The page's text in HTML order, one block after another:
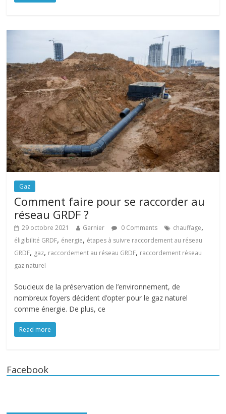
Gaz
Comment faire pour se raccorder au
réseau GRDF ?
29 octobre 2021 Garnier 0 Comments chauffage,
éligibilité GRDF, énergie, étapes à suivre raccordement au réseau
GRDF, gaz, raccordement au réseau GRDF, raccordement réseau
gaz naturel
Soucieux de la préservation de l’environnement, de
nombreux foyers décident d’opter pour le gaz naturel
comme énergie. De plus, ce
Read more
Facebook